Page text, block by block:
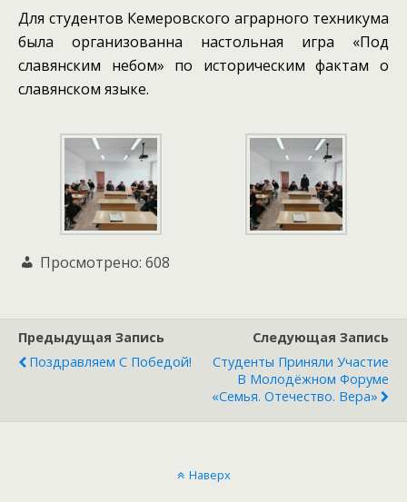
Для студентов Кемеровского аграрного техникума
была организованна настольная игра «Под
славянским небом» по историческим фактам о
славянском языке.
Просмотрено: 608
Предыдущая Запись
Поздравляем С Победой!
Следующая Запись
Студенты Приняли Участие
В Молодёжном Форуме
«Семья. Отечество. Вера»
Наверх